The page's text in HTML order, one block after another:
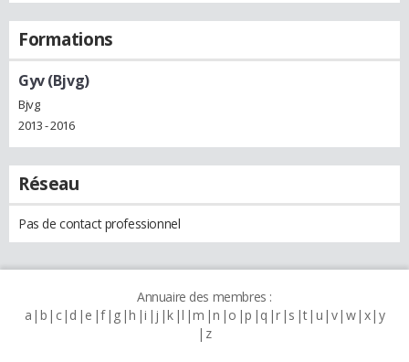
Formations
Gyv (Bjvg)
Bjvg
2013 - 2016
Réseau
Pas de contact professionnel
Annuaire des membres :
a b c d e f g h i j k l m n o p q r s t u v w x y
z